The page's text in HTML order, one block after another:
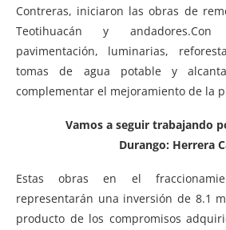
Contreras, iniciaron las obras de
Teotihuacán y andadores.Con
pavimentación, luminarias,
tomas de agua potable y
complementar el mejoramiento de la
Vamos a seguir trabajando
Durango: Herrera
Estas obras en el
representarán una inversión de 8.1
producto de los compromisos